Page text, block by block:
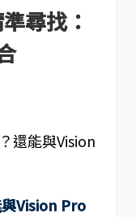
尋找：
Vision Pro